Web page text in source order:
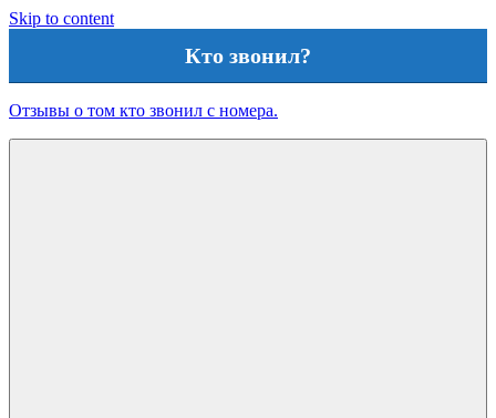
Skip to content
Кто звонил?
Отзывы о том кто звонил с номера.